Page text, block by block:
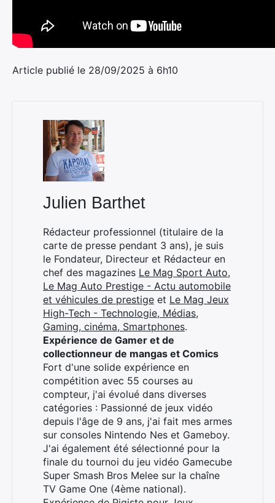
Article publié le 28/09/2025 à 6h10
Julien Barthet
Rédacteur professionnel (titulaire de la
carte de presse pendant 3 ans), je suis
le Fondateur, Directeur et Rédacteur en
chef des magazines Le Mag Sport Auto,
Le Mag Auto Prestige - Actu automobile
et véhicules de prestige et Le Mag Jeux
High-Tech - Technologie, Médias,
Gaming, cinéma, Smartphones.
Expérience de Gamer et de
collectionneur de mangas et Comics
Fort d'une solide expérience en
compétition avec 55 courses au
compteur, j'ai évolué dans diverses
catégories : Passionné de jeux vidéo
depuis l'âge de 9 ans, j'ai fait mes armes
sur consoles Nintendo Nes et Gameboy.
J'ai également été sélectionné pour la
finale du tournoi du jeu vidéo Gamecube
Super Smash Bros Melee sur la chaîne
TV Game One (4ème national).